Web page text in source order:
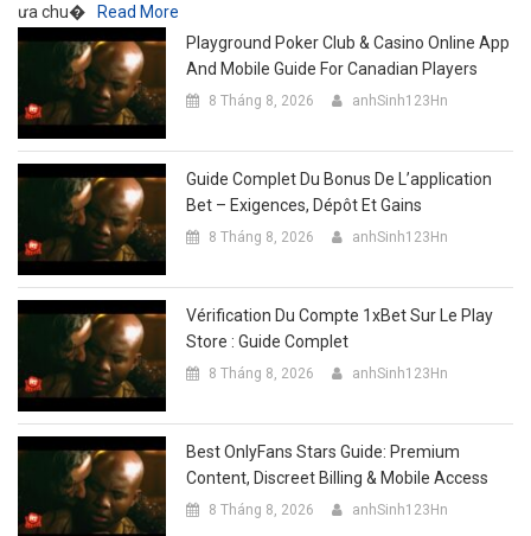
ưa chu�
Read More
Playground Poker Club & Casino Online App
And Mobile Guide For Canadian Players
8 Tháng 8, 2026 anhSinh123Hn
Guide Complet Du Bonus De L’application
Bet – Exigences, Dépôt Et Gains
8 Tháng 8, 2026 anhSinh123Hn
Vérification Du Compte 1xBet Sur Le Play
Store : Guide Complet
8 Tháng 8, 2026 anhSinh123Hn
Best OnlyFans Stars Guide: Premium
Content, Discreet Billing & Mobile Access
8 Tháng 8, 2026 anhSinh123Hn